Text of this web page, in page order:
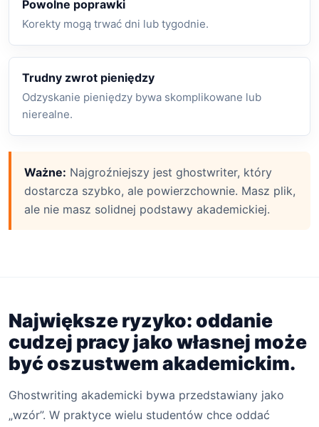
Powolne poprawki
Korekty mogą trwać dni lub tygodnie.
Trudny zwrot pieniędzy
Odzyskanie pieniędzy bywa skomplikowane lub
nierealne.
Ważne: Najgroźniejszy jest ghostwriter, który
dostarcza szybko, ale powierzchownie. Masz plik,
ale nie masz solidnej podstawy akademickiej.
Największe ryzyko: oddanie
cudzej pracy jako własnej może
być oszustwem akademickim.
Ghostwriting akademicki bywa przedstawiany jako
„wzór”. W praktyce wielu studentów chce oddać